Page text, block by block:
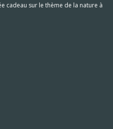
cadeau sur le thème de la nature à